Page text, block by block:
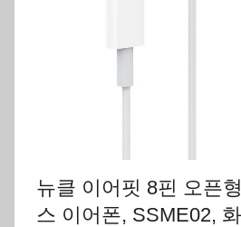
뉴클 이어핏 8핀 오픈
스 이어폰, SSME02,